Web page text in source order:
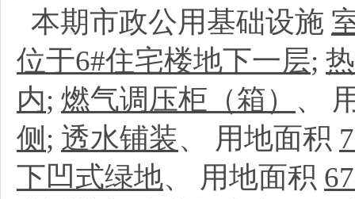
本期市政公用基础设施
位于6#住宅楼地下一层;
内; 燃气调压柜（箱） 、
侧 ; 透水铺装、 用地面积
下凹式绿地、 用地面积